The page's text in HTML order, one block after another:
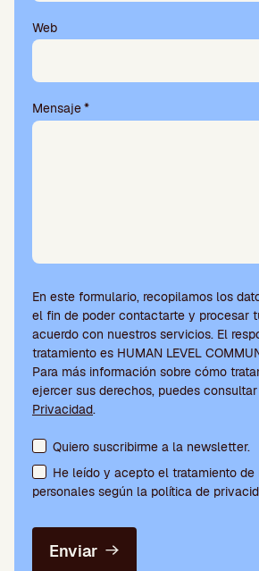
Web
Mensaje*
En este formulario, recopilamos los
el fin de poder contactarte y procesar
acuerdo con nuestros servicios. El
tratamiento es HUMAN LEVEL
Para más información sobre cómo
ejercer sus derechos, puedes
Privacidad.
Aceptación de condiciones y
Quiero suscribirme a la newsletter.
He leído y acepto el tratamiento de
personales según la política de
Enviar